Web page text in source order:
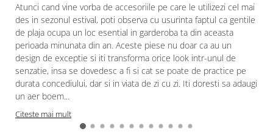
Atunci cand vine vorba de accesoriile pe care le utilizezi cel mai
des in sezonul estival, poti observa cu usurinta faptul ca gentile
de plaja ocupa un loc esential in garderoba ta din aceasta
perioada minunata din an. Aceste piese nu doar ca au un
design de exceptie si iti transforma orice look intr-unul de
senzatie, insa se dovedesc a fi si cat se poate de practice pe
durata concediului, dar si in viata de zi cu zi. Iti doresti sa adaugi
un aer boem...
Citeste mai mult